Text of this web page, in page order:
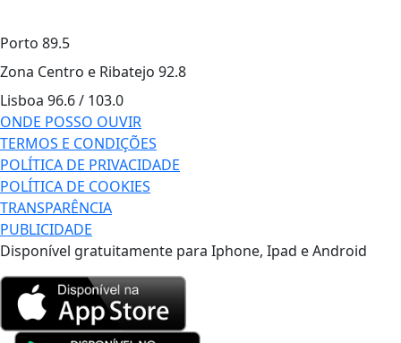
Porto 89.5
Zona Centro e Ribatejo 92.8
Lisboa 96.6 / 103.0
ONDE POSSO OUVIR
TERMOS E CONDIÇÕES
POLÍTICA DE PRIVACIDADE
POLÍTICA DE COOKIES
TRANSPARÊNCIA
PUBLICIDADE
Disponível gratuitamente para Iphone, Ipad e Android